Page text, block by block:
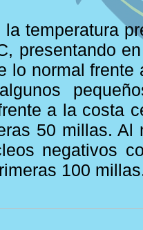
temperatura
presentando
lo normal frente
a la costa
50 millas. Al
negativos
100